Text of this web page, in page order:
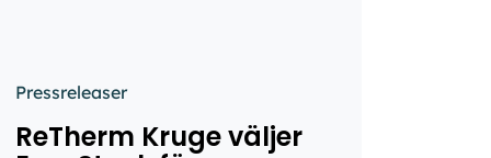
Pressreleaser
ReTherm Kruge väljer